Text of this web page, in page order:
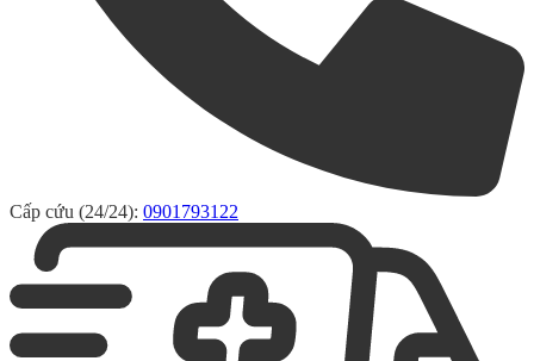
Cấp cứu (24/24): 0901793122